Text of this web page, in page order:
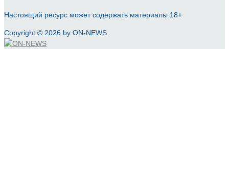
Настоящий ресурс может содержать материалы 18+
Copyright © 2026 by ON-NEWS